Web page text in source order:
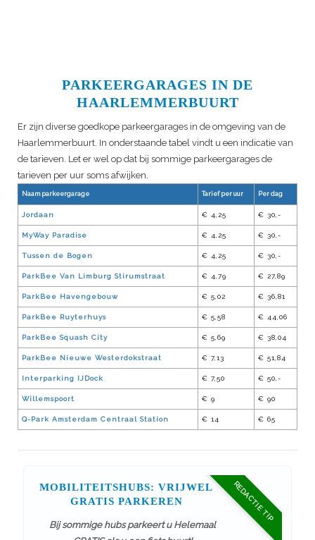
PARKEERGARAGES IN DE
HAARLEMMERBUURT
Er zijn diverse goedkope parkeergarages in de omgeving van de
Haarlemmerbuurt. In onderstaande tabel vindt u een indicatie van
de tarieven. Let er wel op dat bij sommige parkeergarages de
tarieven per uur soms afwijken.
Naam parkeergarage Tarief per uur Per dag
Jordaan € 4,25 € 30,-
MyWay Paradise € 4,25 € 30,-
Tussen de Bogen € 4,25 € 30,-
ParkBee Van Limburg Stirumstraat € 4,79 € 27,89
ParkBee Havengebouw € 5,02 € 36,81
ParkBee Ruyterhuys € 5,58 € 44,06
ParkBee Squash City € 5,69 € 38,04
ParkBee Nieuwe Westerdokstraat € 7,13 € 51,84
Interparking IJDock € 7,50 € 50,-
Willemspoort € 9 € 90
Q-Park Amsterdam Centraal Station € 14 € 65
REDACTIE TIP
MOBILITEITSHUBS: VRIJWEL
GRATIS PARKEREN
Bij sommige hubs parkeert u Helemaal